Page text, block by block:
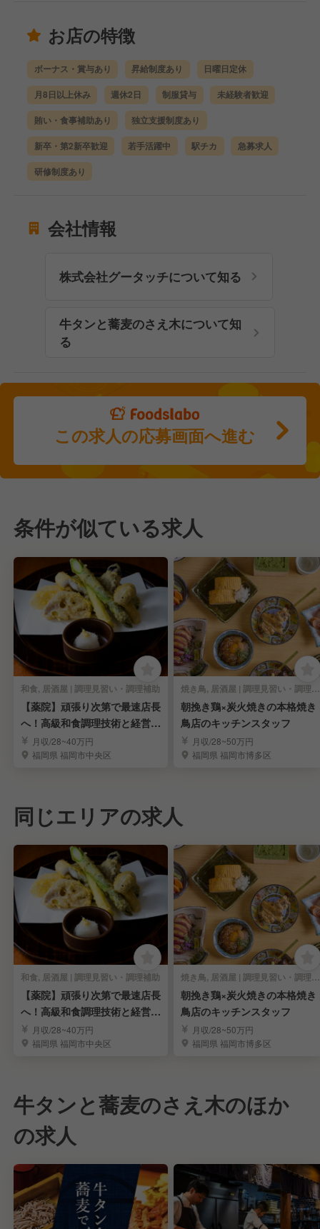
お店の特徴
ボーナス・賞与あり 昇給制度あり 日曜日定休
月8日以上休み 週休2日 制服貸与 未経験者歓迎
賄い・食事補助あり 独立支援制度あり
新卒・第2新卒歓迎 若手活躍中 駅チカ 急募求人
研修制度あり
会社情報
株式会社グータッチについて知る
牛タンと蕎麦のさえ木について知
る
この求人の応募画面へ進む
条件が似ている求人
和食, 居酒屋 | 調理見習い・調理補助
【薬院】頑張り次第で最速店長
へ！高級和食調理技術と経営ス
キルを習得
月収/28~40万円
福岡県 福岡市中央区
焼き鳥, 居酒屋 | 調理見習い・調理補助
朝挽き鶏×炭火焼きの本格焼き
鳥店のキッチンスタッフ
月収/28~50万円
福岡県 福岡市博多区
同じエリアの求人
和食, 居酒屋 | 調理見習い・調理補助
【薬院】頑張り次第で最速店長
へ！高級和食調理技術と経営ス
キルを習得
月収/28~40万円
福岡県 福岡市中央区
焼き鳥, 居酒屋 | 調理見習い・調理補助
朝挽き鶏×炭火焼きの本格焼き
鳥店のキッチンスタッフ
月収/28~50万円
福岡県 福岡市博多区
牛タンと蕎麦のさえ木のほか
の求人